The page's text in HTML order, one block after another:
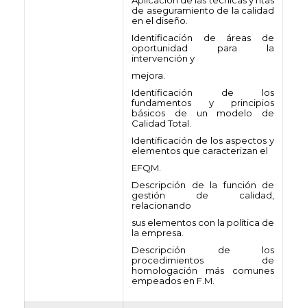
de aseguramiento de la calidad
en el diseño.
Identificación de áreas de
oportunidad para la
intervención y
mejora.
Identificación de los
fundamentos y principios
básicos de un modelo de
Calidad Total.
Identificación de los aspectos y
elementos que caracterizan el
EFQM.
Descripción de la función de
gestión de calidad,
relacionando
sus elementos con la política de
la empresa.
Descripción de los
procedimientos de
homologación más comunes
empeados en F.M.